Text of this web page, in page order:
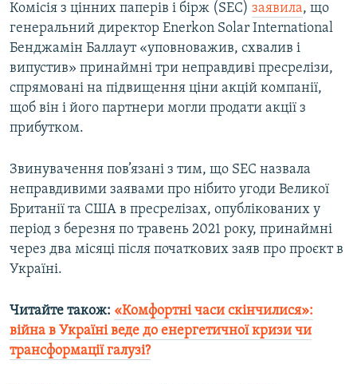
Комісія з цінних паперів і бірж (SEC) заявила, що
генеральний директор Enerkon Solar International
Бенджамін Баллаут «уповноважив, схвалив і
випустив» принаймні три неправдиві пресрелізи,
спрямовані на підвищення ціни акцій компанії,
щоб він і його партнери могли продати акції з
прибутком.
Звинувачення пов’язані з тим, що SEC назвала
неправдивими заявами про нібито угоди Великої
Британії та США в пресрелізах, опублікованих у
період з березня по травень 2021 року, принаймні
через два місяці після початкових заяв про проєкт в
Україні.
Читайте також: «Комфортні часи скінчилися»:
війна в Україні веде до енергетичної кризи чи
трансформації галузі?